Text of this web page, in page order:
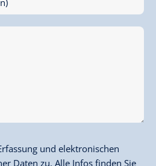
und elektronischen
Daten zu. Alle Infos finden Sie